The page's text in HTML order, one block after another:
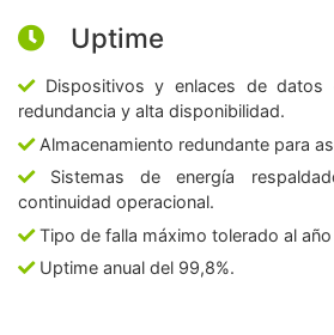
Uptime
Dispositivos y enlaces de datos
redundancia y alta disponibilidad.
Almacenamiento redundante para
Sistemas de energía
continuidad operacional.
Tipo de falla máximo tolerado al
Uptime anual del 99,8%.